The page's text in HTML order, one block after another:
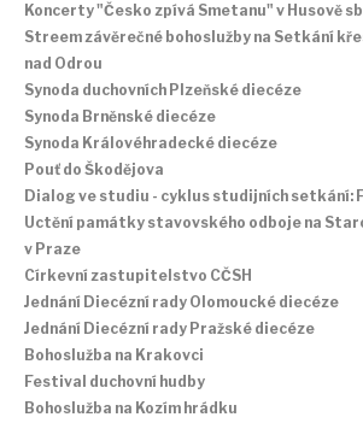
Koncerty "Česko zpívá Smetanu" v Husově
Streem závěrečné bohoslužby na Setkání
nad Odrou
Synoda duchovních Plzeňské diecéze
Synoda Brněnské diecéze
Synoda Královéhradecké diecéze
Pouť do Škodějova
Dialog ve studiu - cyklus studijních setkání:
Uctění památky stavovského odboje na
v Praze
Církevní zastupitelstvo CČSH
Jednání Diecézní rady Olomoucké diecéze
Jednání Diecézní rady Pražské diecéze
Bohoslužba na Krakovci
Festival duchovní hudby
Bohoslužba na Kozím hrádku